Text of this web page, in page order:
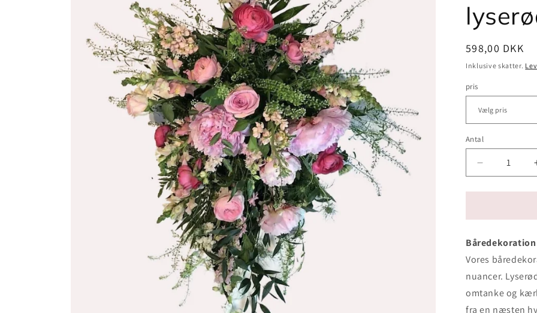
Normalpris
598,00 DKK
Inklusive skatter.
pris
Antal
Antal
Reducer
antallet
for
-
Vores
nuancer.
omtanke og
fra en næsten